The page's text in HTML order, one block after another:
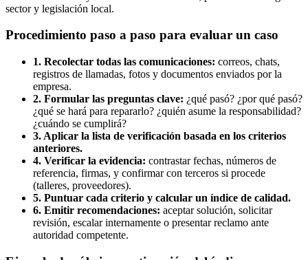
sector y legislación local.
Procedimiento paso a paso para evaluar un caso
1. Recolectar todas las comunicaciones: correos, chats,
registros de llamadas, fotos y documentos enviados por la
empresa.
2. Formular las preguntas clave: ¿qué pasó? ¿por qué pasó?
¿qué se hará para repararlo? ¿quién asume la responsabilidad?
¿cuándo se cumplirá?
3. Aplicar la lista de verificación basada en los criterios
anteriores.
4. Verificar la evidencia: contrastar fechas, números de
referencia, firmas, y confirmar con terceros si procede
(talleres, proveedores).
5. Puntuar cada criterio y calcular un índice de calidad.
6. Emitir recomendaciones: aceptar solución, solicitar
revisión, escalar internamente o presentar reclamo ante
autoridad competente.